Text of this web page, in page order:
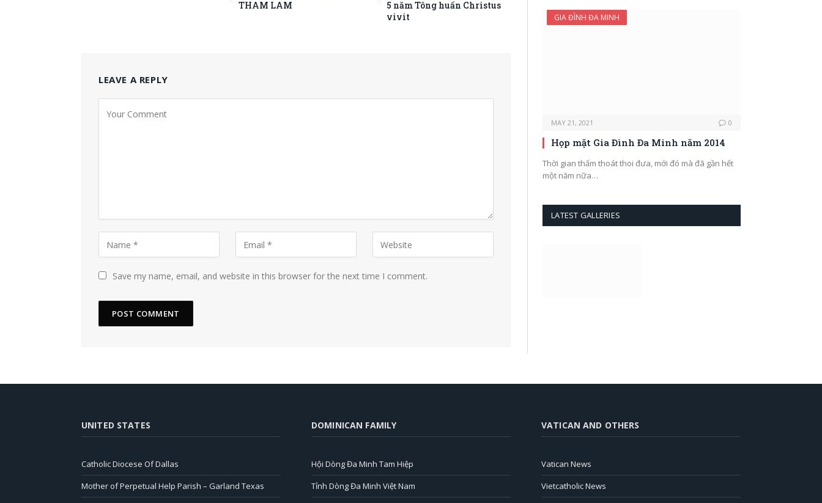
THAM LAM
5 năm Tông huấn Christus
vivit
LEAVE A REPLY
Save my name, email, and website in this browser for the next time I comment.
GIA ĐÌNH ĐA MINH
MAY 21, 2021 0
Họp mặt Gia Đình Đa Minh năm 2014
Thời gian thấm thoát thoi đưa, mới đó mà đã gần hết
một năm nữa…
LATEST GALLERIES
UNITED STATES
Catholic Diocese Of Dallas
Mother of Perpetual Help Parish – Garland Texas
DOMINICAN FAMILY
Hội Dòng Đa Minh Tam Hiệp
Tỉnh Dòng Đa Minh Việt Nam
VATICAN AND OTHERS
Vatican News
Vietcatholic News